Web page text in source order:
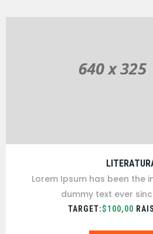
Lorem Ipsum has been the
dummy text ever
TARGET:$100,00